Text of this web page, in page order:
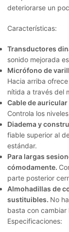
deteriorarse un
Características:
Transductores
sonido mejorada
Micrófono de
Hacia arriba
nítida a través del
Cable de
Controla los
Diadema y
fiable superior al
estándar.
Para largas
cómodamente.
parte posterior
Almohadillas de
sustituibles. No
basta con cambiar
Especificaciones: